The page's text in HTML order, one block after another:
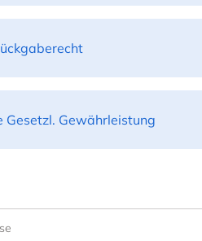
Gesetzl. Gewährleistung